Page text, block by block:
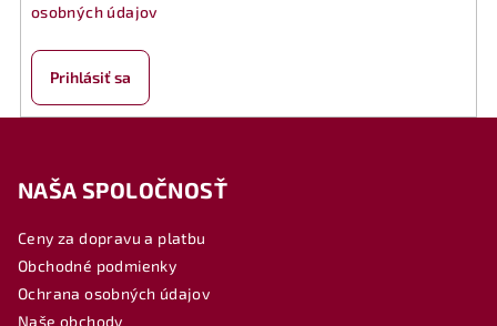
osobných údajov
Prihlásiť sa
NAŠA SPOLOČNOSŤ
Ceny za dopravu a platbu
Obchodné podmienky
Ochrana osobných údajov
Naše obchody